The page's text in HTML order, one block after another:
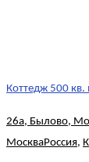
Коттедж 500
26а, Былово,
МоскваРоссия,